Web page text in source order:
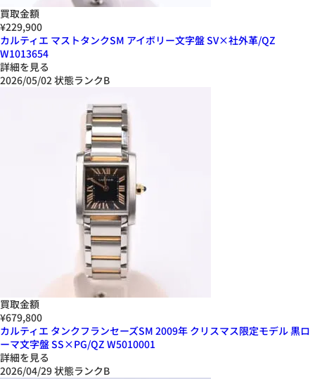
買取金額
¥229,900
カルティエ マストタンクSM アイボリー文字盤 SV×社外革/QZ
W1013654
詳細を見る
2026/05/02状態ランクB
買取金額
¥679,800
カルティエ タンクフランセーズSM 2009年 クリスマス限定モデル 黒ロ
ーマ文字盤 SS×PG/QZ W5010001
詳細を見る
2026/04/29状態ランクB